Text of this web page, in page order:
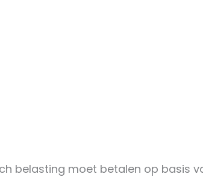
belasting moet betalen op basis